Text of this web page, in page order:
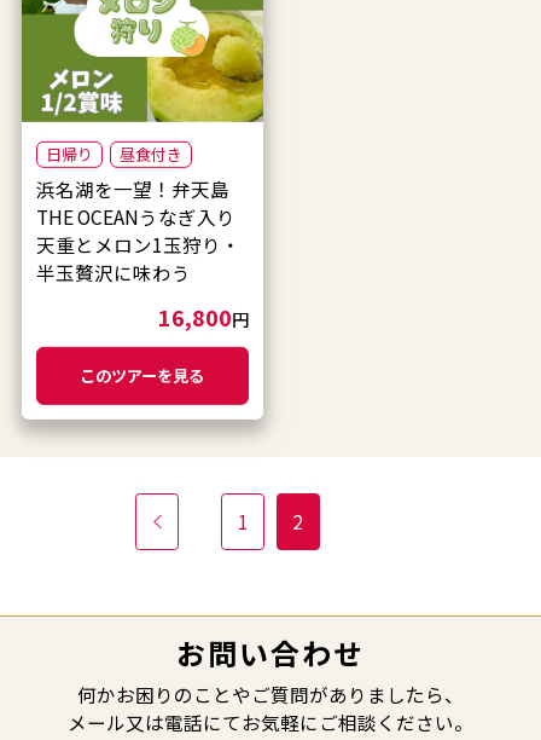
日帰り 昼食付き
浜名湖を一望！弁天島
THE OCEANうなぎ入り
天重とメロン1玉狩り・
半玉贅沢に味わう
16,800円
このツアーを見る
1 2
お問い合わせ
何かお困りのことやご質問がありましたら、
メール又は電話にてお気軽にご相談ください。